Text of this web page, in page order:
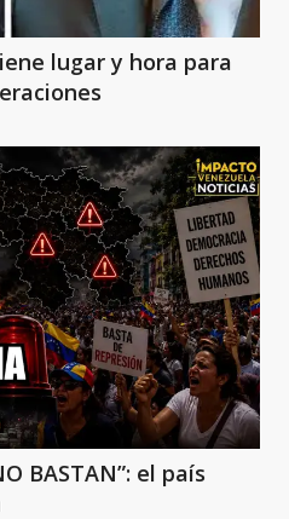
lugar y hora para
BASTAN”: el país